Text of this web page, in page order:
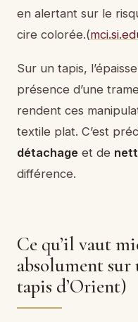
en alertant sur le
cire colorée.(
Sur un tapis,
présence d’une
rendent ces
textile plat. C’est
détachage et de
différence.
Ce qu’il vaut
absolument sur
tapis d’Orient)